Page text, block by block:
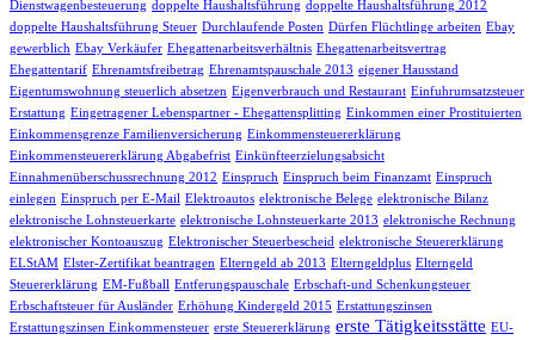
Dienstwagenbesteuerung doppelte Haushaltsführung doppelte Haushaltsführung 2012
doppelte Haushaltsführung Steuer Durchlaufende Posten Dürfen Flüchtlinge arbeiten Ebay
gewerblich Ebay Verkäufer Ehegattenarbeitsverhältnis Ehegattenarbeitsvertrag
Ehegattentarif Ehrenamtsfreibetrag Ehrenamtspauschale 2013 eigener Hausstand
Eigentumswohnung steuerlich absetzen Eigenverbrauch und Restaurant Einfuhrumsatzsteuer
Erstattung Eingetragener Lebenspartner - Ehegattensplitting Einkommen einer Prostituierten
Einkommensgrenze Familienversicherung Einkommensteuererklärung
Einkommensteuererklärung Abgabefrist Einkünfteerzielungsabsicht
Einnahmenüberschussrechnung 2012 Einspruch Einspruch beim Finanzamt Einspruch
einlegen Einspruch per E-Mail Elektroautos elektronische Belege elektronische Bilanz
elektronische Lohnsteuerkarte elektronische Lohnsteuerkarte 2013 elektronische Rechnung
elektronischer Kontoauszug Elektronischer Steuerbescheid elektronische Steuererklärung
ELStAM Elster-Zertifikat beantragen Elterngeld ab 2013 Elterngeldplus Elterngeld
Steuererklärung EM-Fußball Entferungspauschale Erbschaft-und Schenkungsteuer
Erbschaftsteuer für Ausländer Erhöhung Kindergeld 2015 Erstattungszinsen
Erstattungszinsen Einkommensteuer erste Steuererklärung erste Tätigkeitsstätte EU-